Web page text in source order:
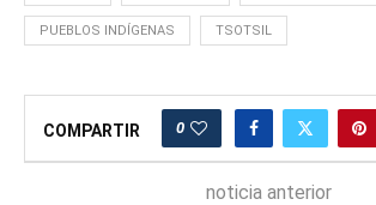
PUEBLOS INDÍGENAS TSOTSIL
COMPARTIR 0
noticia anterior